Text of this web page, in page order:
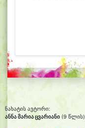
ნახატის ავტორი:
ანნა მარია ცვარიანი (9 წლის)